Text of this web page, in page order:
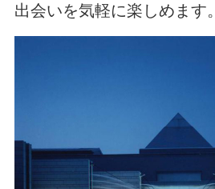
出会いを気軽に楽しめます。